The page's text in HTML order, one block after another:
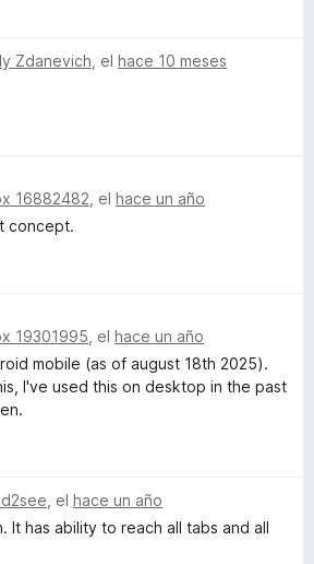
Zdanevich , el hace 10 meses
16882482 , el hace un año
concept.
19301995 , el hace un año
mobile (as of august 18th 2025).
I've used this on desktop in the past
, el hace un año
It has ability to reach all tabs and all